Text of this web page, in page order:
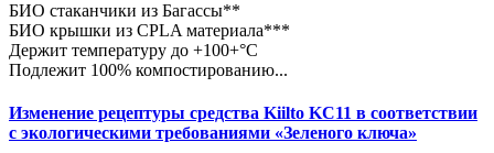
БИО стаканчики из Багассы**
БИО крышки из CPLA материала***
Держит температуру до +100+°C
Подлежит 100% компостированию...
Изменение рецептуры средства Kiilto KC11 в соответствии
с экологическими требованиями «Зеленого ключа»